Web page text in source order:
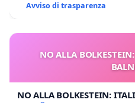
Avviso di trasparenza
NO ALLA
NO ALLA BOLKESTEIN: